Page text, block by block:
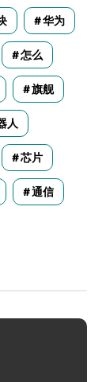
华为
怎么
旗舰
人
芯片
通信